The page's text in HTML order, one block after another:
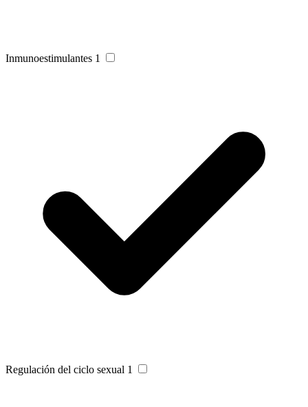
Inmunoestimulantes 1
Regulación del ciclo sexual 1